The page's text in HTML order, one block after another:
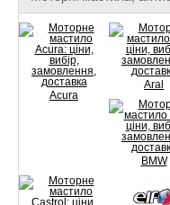
Acura
Aral
BMW